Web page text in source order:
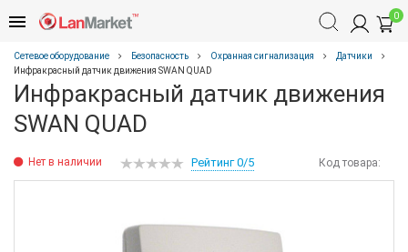
0
Сетевое оборудование Безопасность Охранная сигнализация
Датчики
Инфракрасный датчик движения SWAN QUAD
Инфракрасный датчик движения
SWAN QUAD
Нет в наличии Код товара:
Рейтинг 0/5